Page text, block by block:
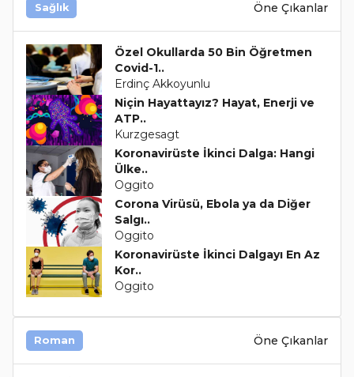
Sağlık Öne Çıkanlar
Özel Okullarda 50 Bin Öğretmen
Covid-1..
Erdinç Akkoyunlu
Niçin Hayattayız? Hayat, Enerji ve
ATP..
Kurzgesagt
Koronavirüste İkinci Dalga: Hangi
Ülke..
Oggito
Corona Virüsü, Ebola ya da Diğer
Salgı..
Oggito
Koronavirüste İkinci Dalgayı En Az
Kor..
Oggito
Roman Öne Çıkanlar